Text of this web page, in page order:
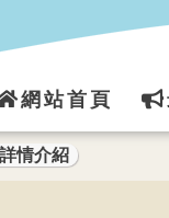
網站首頁
情介紹